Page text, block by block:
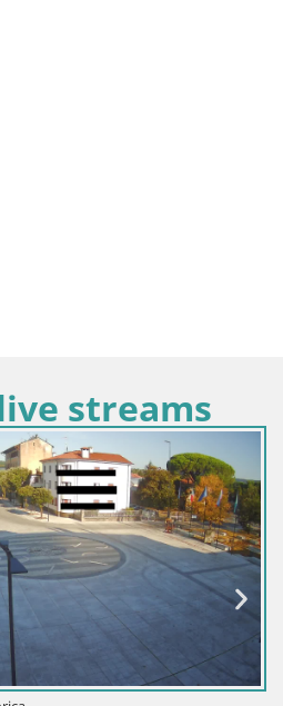
streams
Italien /
Görz/